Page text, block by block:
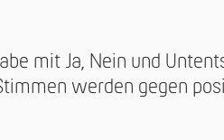
mit Ja, Nein und
werden gegen